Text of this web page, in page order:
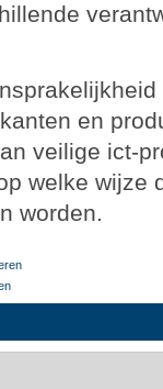
en
veilige ict-
welke wijze
worden.